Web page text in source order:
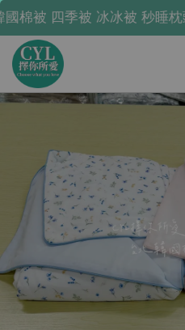
季被 冰冰被 秒睡枕頭 床墊